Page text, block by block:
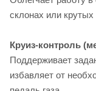
склонах или крутых
Круиз-контроль
Поддерживает
избавляет от